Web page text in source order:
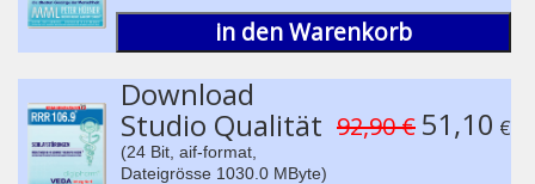
in den Warenkorb
Download
Studio Qualität
(24 Bit, aif-format,
Dateigrösse 1030.0 MByte)
92,90 € 51,10 €